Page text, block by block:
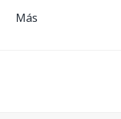
Más